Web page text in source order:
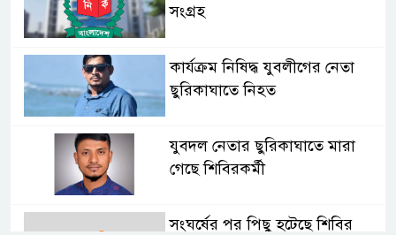
সংগ্রহ
কার্যক্রম নিষিদ্ধ যুবলীগের নেতা
ছুরিকাঘাতে নিহত
যুবদল নেতার ছুরিকাঘাতে মারা
গেছে শিবিরকর্মী
সংঘর্ষের পর পিছু হটেছে শিবির